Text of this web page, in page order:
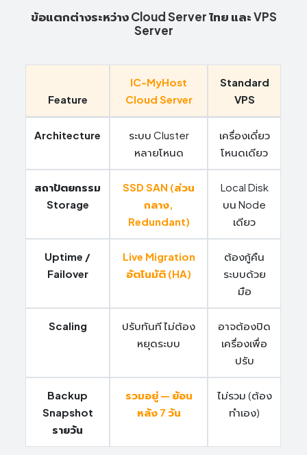
300 ฿
Additional 2.2 GHz Core CPU
Additional RAM 1 GB
100 ฿
200 ฿
Additional RAM 3 GB
300 ฿
Additional RAM 4 GB
Additional RAM 5 GB
500 ฿
Additional RAM 8 GB
800 ฿
1,600
฿
Additional RAM 32 GB
฿
250 ฿
Additional Storage 200 GB
Additional Storage 300 GB
750 ฿
1,250
ข้อแตกต่างระหว่าง Cloud Server ไทย และ VPS
Server
Feature
IC-MyHost
Cloud Server
Standard
VPS
Architecture
ระบบ Cluster
หลายโหนด
เครื่องเดี่ยว
โหนดเดียว
สถาปัตยกรรม
Storage
SSD SAN (ส่วน
กลาง,
Redundant)
Local Disk
บน Node
เดียว
Uptime /
Failover
Live Migration
อัตโนมัติ (HA)
ต้องกู้คืน
ระบบด้วย
มือ
Scaling
ปรับทันที ไม่ต้อง
หยุดระบบ
อาจต้องปิด
เครื่องเพื่อ
ปรับ
Backup
Snapshot
รายวัน
รวมอยู่ — ย้อน
หลัง 7 วัน
ไม่รวม (ต้อง
ทำเอง)